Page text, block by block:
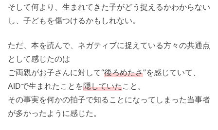
そして何より、生まれてきた子がどう捉えるかわからない
し、子どもを傷つけるかもしれない。
ただ、本を読んで、ネガティブに捉えている方々の共通点
として感じたのは
ご両親がお子さんに対して“後ろめたさ”を感じていて、
AIDで生まれたことを隠していたこと。
その事実を何かの拍子で知ることになってしまった当事者
が多かったように感じた。